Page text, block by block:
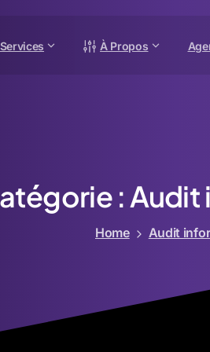
Services À Propos
:Audit
Home Audit